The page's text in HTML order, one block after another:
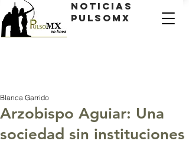
Noticias
PulsoMX
Arzobispo Aguiar: Una
sociedad sin instituciones
Blanca Garrido